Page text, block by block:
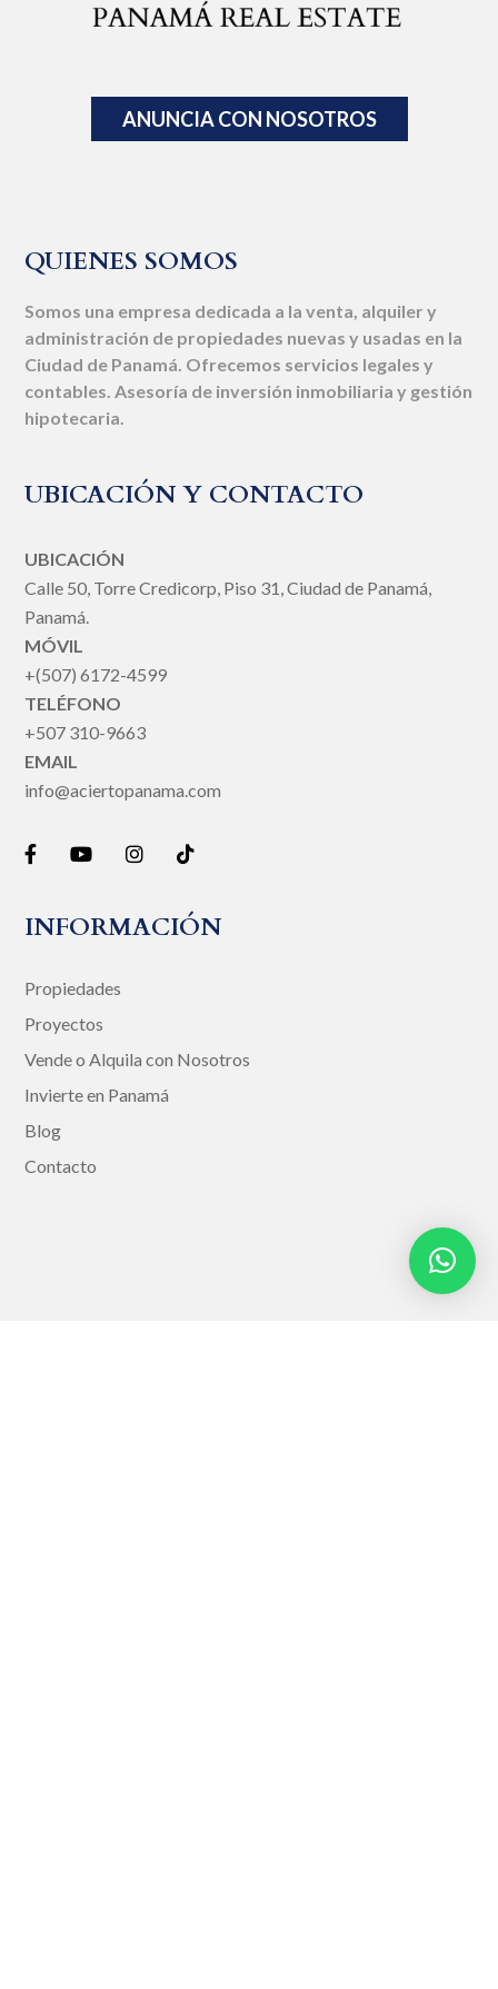
ANUNCIA CON NOSOTROS
QUIENES SOMOS
Somos una empresa dedicada a la venta, alquiler y
administración de propiedades nuevas y usadas en la
Ciudad de Panamá. Ofrecemos servicios legales y
contables. Asesoría de inversión inmobiliaria y gestión
hipotecaria.
UBICACIÓN Y CONTACTO
UBICACIÓN
Calle 50, Torre Credicorp, Piso 31, Ciudad de Panamá,
Panamá.
MÓVIL
+(507) 6172-4599
TELÉFONO
+507 310-9663
EMAIL
info@aciertopanama.com
INFORMACIÓN
Propiedades
Proyectos
Vende o Alquila con Nosotros
Invierte en Panamá
Blog
Contacto